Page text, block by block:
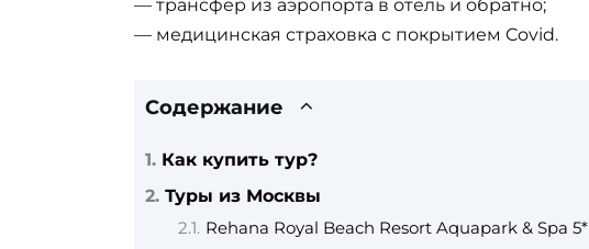
— трансфер из аэропорта в отель и обратно;
— медицинская страховка с покрытием Covid.
Содержание
Как купить тур?
Туры из Москвы
Rehana Royal Beach Resort Aquapark & Spa 5*